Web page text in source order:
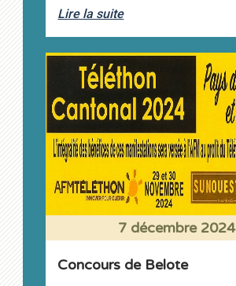
Lire la suite
7 décembre 2024
Concours de Belote